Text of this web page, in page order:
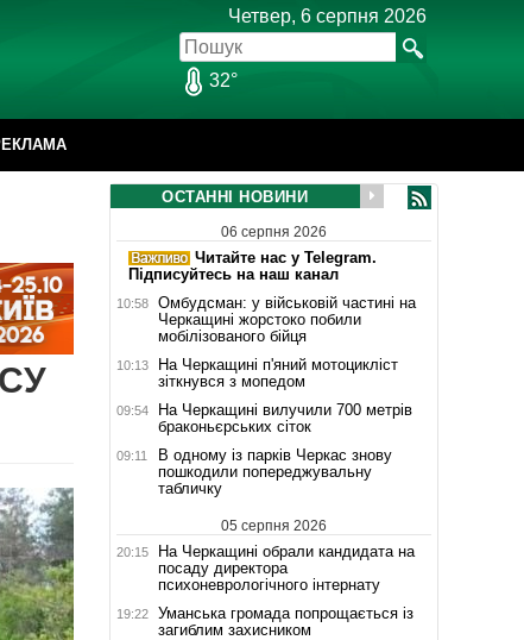
Четвер, 6 серпня 2026
32°
ОСТАННІ НОВИНИ
06 серпня 2026
Читайте нас у Telegram.
Підписуйтесь на наш канал
10:58
Омбудсман: у військовій частині на
Черкащині жорстоко побили
мобілізованого бійця
10:13
На Черкащині п'яний мотоцикліст
зіткнувся з мопедом
09:54
На Черкащині вилучили 700 метрів
браконьєрських сіток
09:11
В одному із парків Черкас знову
пошкодили попереджувальну
табличку
05 серпня 2026
20:15
На Черкащині обрали кандидата на
посаду директора
психоневрологічного інтернату
19:22
Уманська громада попрощається із
загиблим захисником